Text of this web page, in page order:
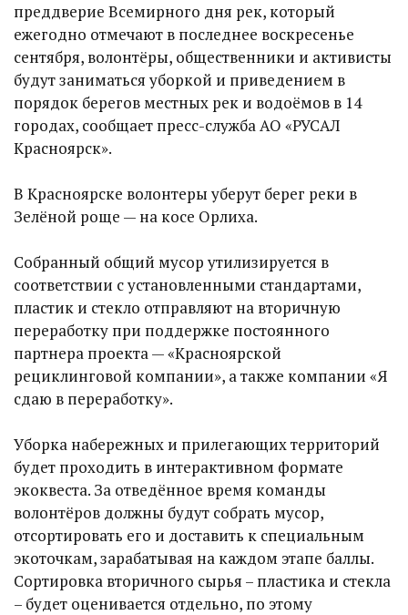
преддверие Всемирного дня рек, который
ежегодно отмечают в последнее воскресенье
сентября, волонтёры, общественники и активисты
будут заниматься уборкой и приведением в
порядок берегов местных рек и водоёмов в 14
городах, сообщает пресс-служба АО «РУСАЛ
Красноярск».
В Красноярске волонтеры уберут берег реки в
Зелёной роще — на косе Орлиха.
Собранный общий мусор утилизируется в
соответствии с установленными стандартами,
пластик и стекло отправляют на вторичную
переработку при поддержке постоянного
партнера проекта — «Красноярской
рециклинговой компании», а также компании «Я
сдаю в переработку».
Уборка набережных и прилегающих территорий
будет проходить в интерактивном формате
экоквеста. За отведённое время команды
волонтёров должны будут собрать мусор,
отсортировать его и доставить к специальным
экоточкам, зарабатывая на каждом этапе баллы.
Сортировка вторичного сырья – пластика и стекла
– будет оценивается отдельно, по этому